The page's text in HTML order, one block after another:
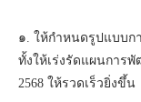
๑. ให้กำหนดรูปแบบก
ทั้งให้เร่งรัดแผนการ
2568 ให้รวดเร็วยิ่งขึ้น